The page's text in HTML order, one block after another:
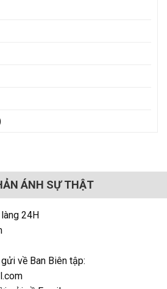
ÁNH SỰ THẬT
24H
về Ban Biên tập: